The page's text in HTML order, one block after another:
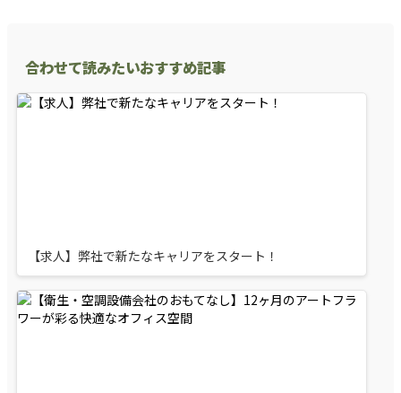
合わせて読みたいおすすめ記事
【求人】弊社で新たなキャリアをスタート！